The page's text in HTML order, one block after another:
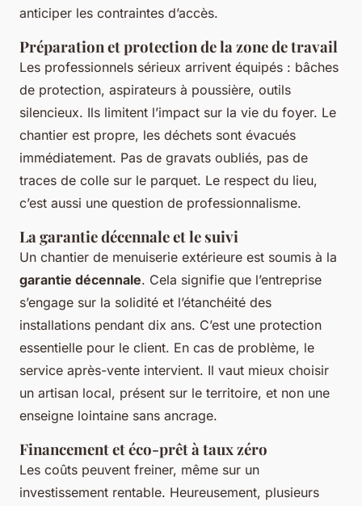
anticiper les contraintes d’accès.
Préparation et protection de la zone de travail
Les professionnels sérieux arrivent équipés : bâches
de protection, aspirateurs à poussière, outils
silencieux. Ils limitent l’impact sur la vie du foyer. Le
chantier est propre, les déchets sont évacués
immédiatement. Pas de gravats oubliés, pas de
traces de colle sur le parquet. Le respect du lieu,
c’est aussi une question de professionnalisme.
La garantie décennale et le suivi
Un chantier de menuiserie extérieure est soumis à la
garantie décennale. Cela signifie que l’entreprise
s’engage sur la solidité et l’étanchéité des
installations pendant dix ans. C’est une protection
essentielle pour le client. En cas de problème, le
service après-vente intervient. Il vaut mieux choisir
un artisan local, présent sur le territoire, et non une
enseigne lointaine sans ancrage.
Financement et éco-prêt à taux zéro
Les coûts peuvent freiner, même sur un
investissement rentable. Heureusement, plusieurs